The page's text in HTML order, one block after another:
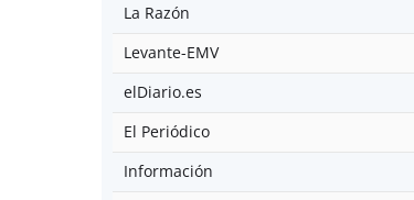
La Razón
Levante-EMV
elDiario.es
El Periódico
Información